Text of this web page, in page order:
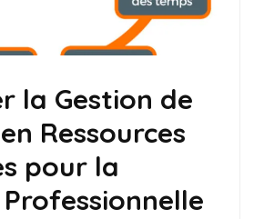
la Gestion de
Ressources
pour la